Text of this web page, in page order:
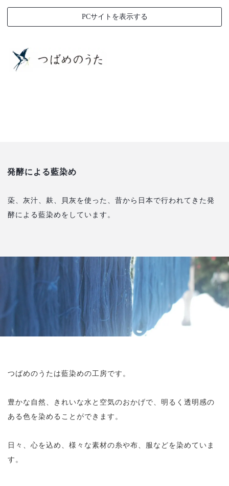
PCサイトを表示する
発酵による藍染め
蒅、灰汁、麸、貝灰を使った、昔から日本で行われてきた発
酵による藍染めをしています。
つばめのうたは藍染めの工房です。
豊かな自然、きれいな水と空気のおかげで、明るく透明感の
ある色を染めることができます。
日々、心を込め、様々な素材の糸や布、服などを染めていま
す。